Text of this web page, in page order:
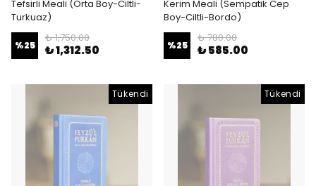
Tefsirli Meali (Orta Boy-Ciltli-
Turkuaz)
%25
₺ 1,750.00
₺ 1,312.50
Kerim Meali (Sempatik Cep
Boy-Ciltli-Bordo)
%25
₺ 780.00
₺ 585.00
Tükendi Tükendi